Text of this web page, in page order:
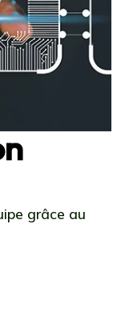
grâce au